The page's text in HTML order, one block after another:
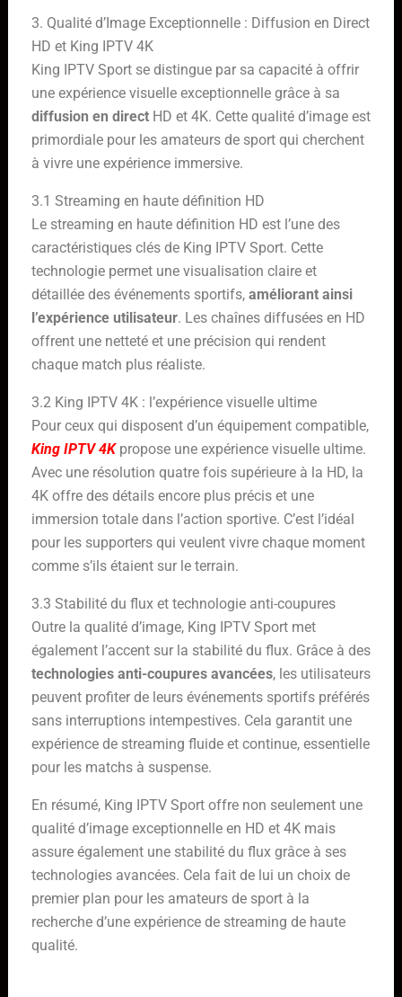
3. Qualité d’Image Exceptionnelle : Diffusion en Direct
HD et King IPTV 4K
King IPTV Sport se distingue par sa capacité à offrir
une expérience visuelle exceptionnelle grâce à sa
diffusion en directHD et 4K. Cette qualité d’image est
primordiale pour les amateurs de sport qui cherchent
à vivre une expérience immersive.
3.1 Streaming en haute définition HD
Le streaming en haute définition HD est l’une des
caractéristiques clés de King IPTV Sport. Cette
technologie permet une visualisation claire et
détaillée des événements sportifs, améliorant ainsi
l’expérience utilisateur. Les chaînes diffusées en HD
offrent une netteté et une précision qui rendent
chaque match plus réaliste.
3.2 King IPTV 4K : l’expérience visuelle ultime
Pour ceux qui disposent d’un équipement compatible,
King IPTV 4Kpropose une expérience visuelle ultime.
Avec une résolution quatre fois supérieure à la HD, la
4K offre des détails encore plus précis et une
immersion totale dans l’action sportive. C’est l’idéal
pour les supporters qui veulent vivre chaque moment
comme s’ils étaient sur le terrain.
3.3 Stabilité du flux et technologie anti-coupures
Outre la qualité d’image, King IPTV Sport met
également l’accent sur la stabilité du flux. Grâce à des
technologies anti-coupures avancées, les utilisateurs
peuvent profiter de leurs événements sportifs préférés
sans interruptions intempestives. Cela garantit une
expérience de streaming fluide et continue, essentielle
pour les matchs à suspense.
En résumé, King IPTV Sport offre non seulement une
qualité d’image exceptionnelle en HD et 4K mais
assure également une stabilité du flux grâce à ses
technologies avancées. Cela fait de lui un choix de
premier plan pour les amateurs de sport à la
recherche d’une expérience de streaming de haute
qualité.